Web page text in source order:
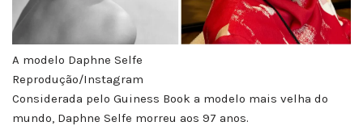
A modelo Daphne Selfe
Reprodução/Instagram
Considerada pelo Guiness Book a modelo mais velha do
mundo, Daphne Selfe morreu aos 97 anos.